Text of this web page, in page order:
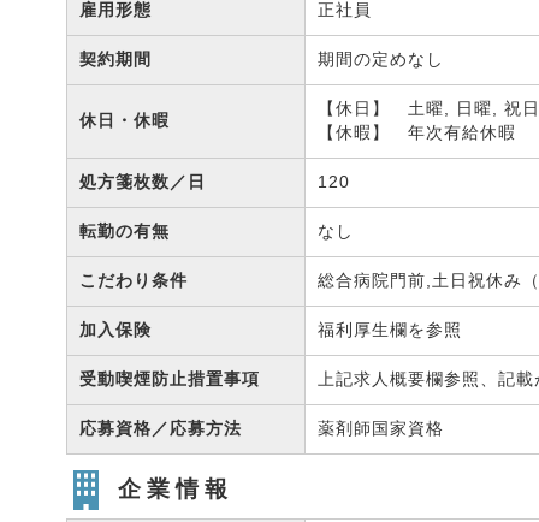
雇用形態 正社員
契約期間 期間の定めなし
休日・休暇
【休日】 土曜, 日曜, 祝日
【休暇】 年次有給休暇
処方箋枚数／日 120
転勤の有無 なし
こだわり条件 総合病院門前,土日祝休み
加入保険 福利厚生欄を参照
受動喫煙防止措置事項 上記求人概要欄参照、記
応募資格／応募方法 薬剤師国家資格
企業情報